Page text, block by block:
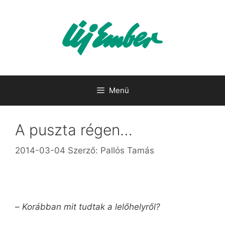
Menü
A puszta régen…
2014-03-04 Szerző: Pallós Tamás
– Korábban mit tudtak a lelőhelyről?